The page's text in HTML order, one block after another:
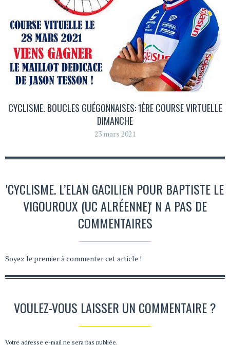
CYCLISME. BOUCLES GUÉGONNAISES: 1ÈRE COURSE VIRTUELLE
DIMANCHE
23 mars 2021
'CYCLISME. L’ELAN GACILIEN POUR BAPTISTE LE
VIGOUROUX (UC ALRÉENNE)' N A PAS DE
COMMENTAIRES
Soyez le premier à commenter cet article !
VOULEZ-VOUS LAISSER UN COMMENTAIRE ?
Votre adresse e-mail ne sera pas publiée.